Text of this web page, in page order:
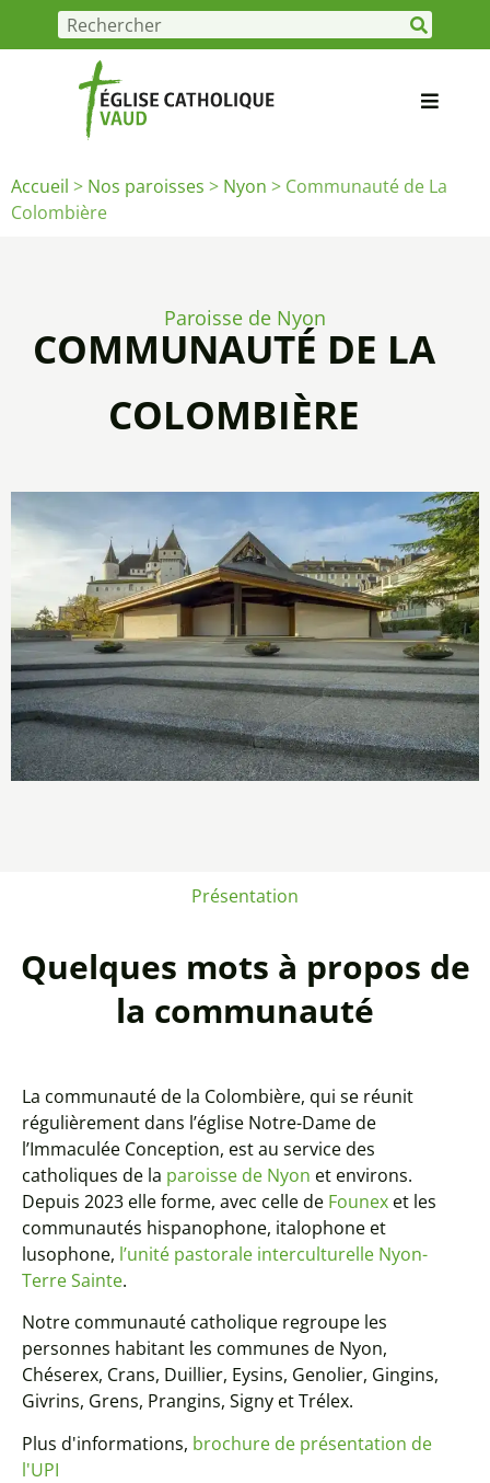
Accueil > Nos paroisses > Nyon > Communauté de La
Colombière
Paroisse de Nyon
COMMUNAUTÉ DE LA
COLOMBIÈRE
Présentation
Quelques mots à propos de
la communauté
La communauté de la Colombière, qui se réunit
régulièrement dans l’église Notre-Dame de
l’Immaculée Conception, est au service des
catholiques de la paroisse de Nyon et environs.
Depuis 2023 elle forme, avec celle de Founex et les
communautés hispanophone, italophone et
lusophone, l’unité pastorale interculturelle Nyon-
Terre Sainte.
Notre communauté catholique regroupe les
personnes habitant les communes de Nyon,
Chéserex, Crans, Duillier, Eysins, Genolier, Gingins,
Givrins, Grens, Prangins, Signy et Trélex.
Plus d'informations, brochure de présentation de
l'UPI